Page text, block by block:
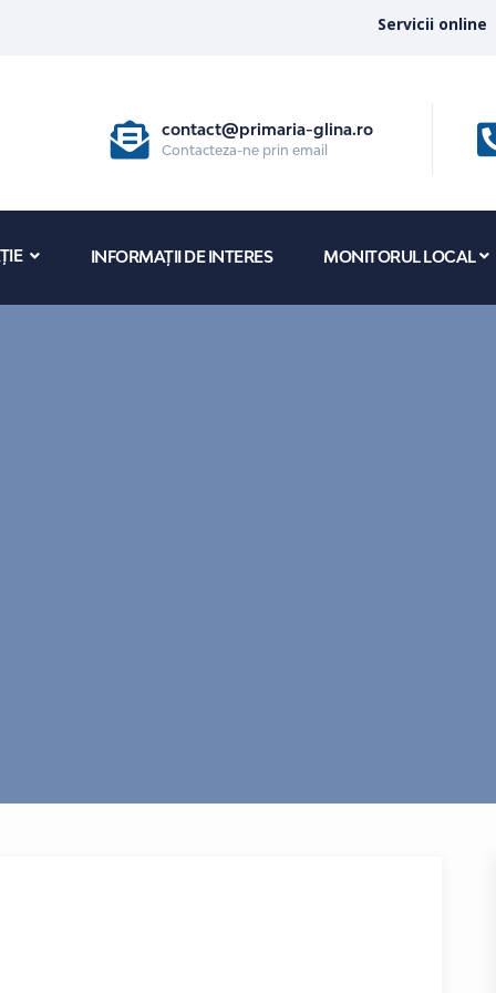
Servicii online
contact@primaria-glina.ro
Contacteza-ne prin email
INFORMAȚII DE INTERES MONITORUL LOCAL